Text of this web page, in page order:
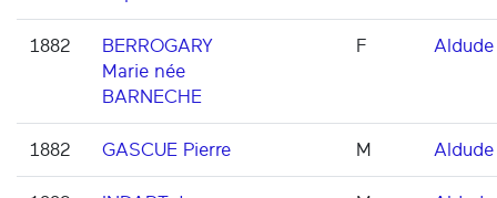
1882
BERROGARY
Marie née
BARNECHE
F Aldude
1882 GASCUE Pierre M Aldude